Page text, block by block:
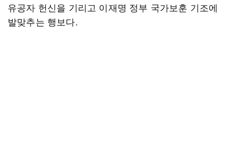
유공자 헌신을 기리고 이재명 정부 국가보훈 기조에
발맞추는 행보다.